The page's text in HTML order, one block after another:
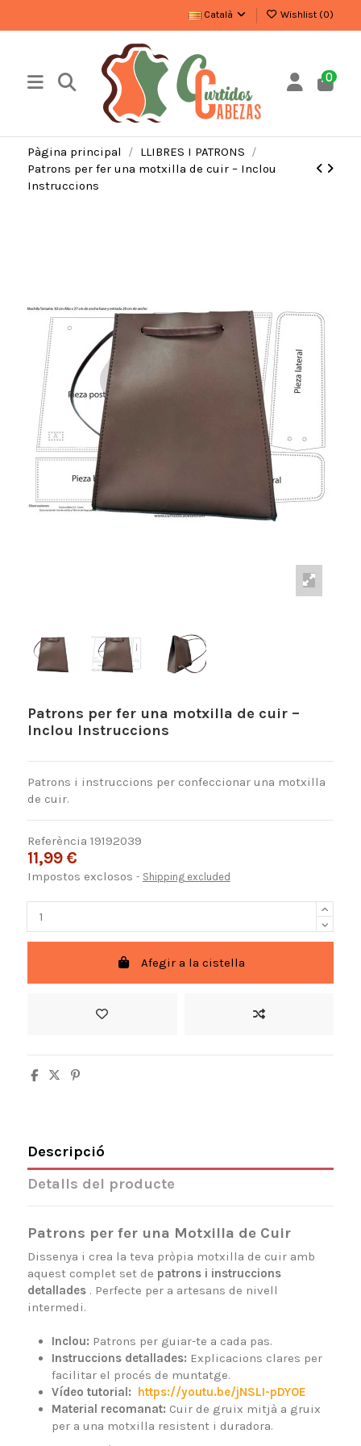
Català Wishlist (0)
0
Pàgina principal
LLIBRES I PATRONS
Patrons per fer una motxilla de cuir – Inclou
Instruccions
Patrons per fer una motxilla de cuir –
Inclou Instruccions
Patrons i instruccions per confeccionar una motxilla
de cuir.
Referència 19192039
11,99 €
Impostos exclosos Shipping excluded
Afegir a la cistella
Descripció
Detalls del producte
Patrons per fer una Motxilla de Cuir
Dissenya i crea la teva pròpia motxilla de cuir amb
aquest complet set de patrons i instruccions
detallades. Perfecte per a artesans de nivell
intermedi.
Inclou: Patrons per guiar-te a cada pas.
Instruccions detallades: Explicacions clares per
facilitar el procés de muntatge.
Vídeo tutorial: https://youtu.be/jNSLI-pDYOE
Material recomanat: Cuir de gruix mitjà a gruix
per a una motxilla resistent i duradora.